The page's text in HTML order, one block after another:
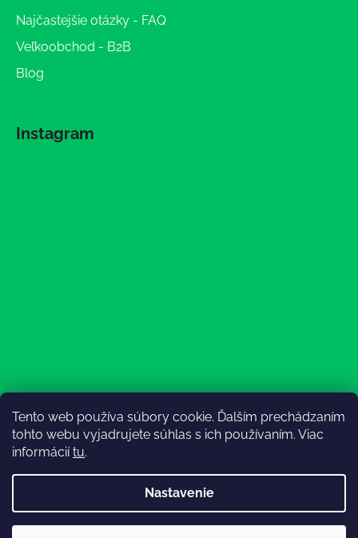
Tento web používa súbory cookie. Ďalším prechádzaním
tohto webu vyjadrujete súhlas s ich používaním. Viac
informáciítu.
Nastavenie
Najčastejšie otázky - FAQ
Veľkoobchod - B2B
Blog
Instagram
Sledovať na Instagrame